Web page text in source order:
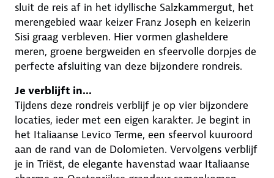
sluit de reis af in het idyllische Salzkammergut, het
merengebied waar keizer Franz Joseph en keizerin
Sisi graag verbleven. Hier vormen glasheldere
meren, groene bergweiden en sfeervolle dorpjes de
perfecte afsluiting van deze bijzondere rondreis.
Je verblijft in...
Tijdens deze rondreis verblijf je op vier bijzondere
locaties, ieder met een eigen karakter. Je begint in
het Italiaanse Levico Terme, een sfeervol kuuroord
aan de rand van de Dolomieten. Vervolgens verblijf
je in Triëst, de elegante havenstad waar Italiaanse